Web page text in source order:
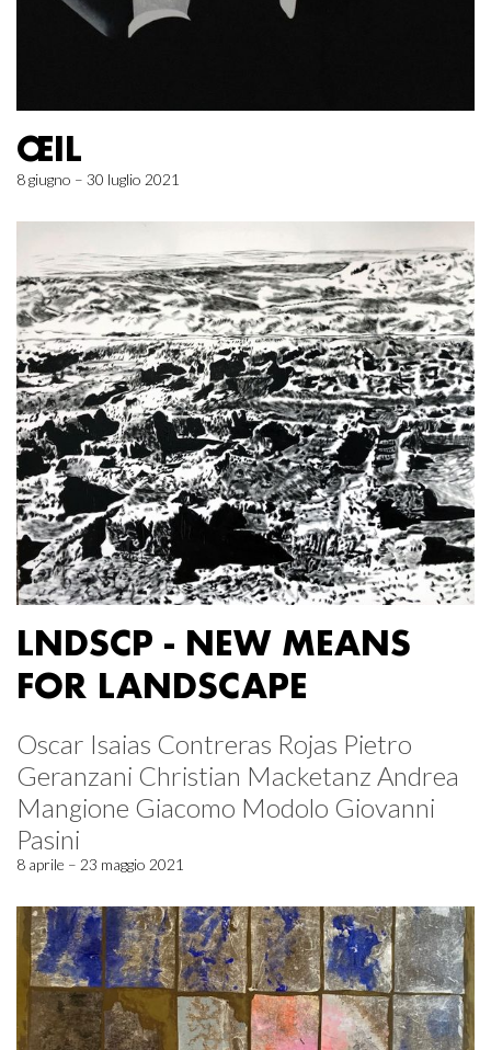
ŒIL
8 giugno – 30 luglio 2021
LNDSCP - NEW MEANS
FOR LANDSCAPE
Oscar Isaias Contreras Rojas Pietro
Geranzani Christian Macketanz Andrea
Mangione Giacomo Modolo Giovanni
Pasini
8 aprile – 23 maggio 2021